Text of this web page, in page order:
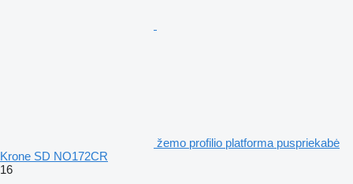
žemo profilio platforma puspriekabė
Krone SD NO172CR
16